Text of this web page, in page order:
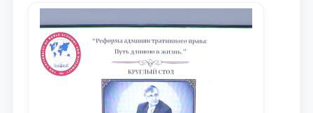
доведения до международного
сообщества результатов реформ и
исследований в сфере
противодействия коррупции